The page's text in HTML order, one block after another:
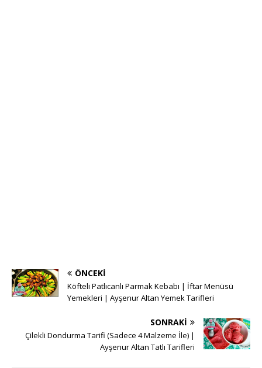
ÖNCEKI
Köfteli Patlıcanlı Parmak Kebabı | İftar Menüsü
Yemekleri | Ayşenur Altan Yemek Tarifleri
SONRAKI
Çilekli Dondurma Tarifi (Sadece 4 Malzeme İle) |
Ayşenur Altan Tatlı Tarifleri